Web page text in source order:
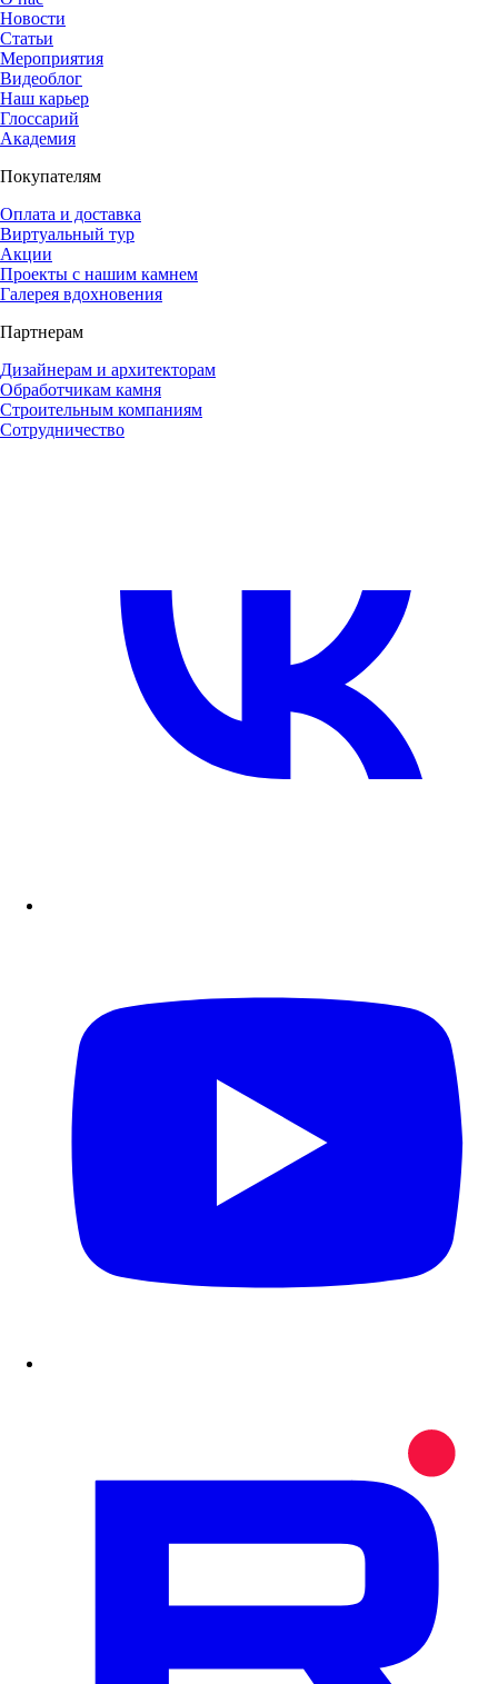
Новости
Статьи
Мероприятия
Видеоблог
Наш карьер
Глоссарий
Академия
Покупателям
Оплата и доставка
Виртуальный тур
Акции
Проекты с нашим камнем
Галерея вдохновения
Партнерам
Дизайнерам и архитекторам
Обработчикам камня
Строительным компаниям
Сотрудничество